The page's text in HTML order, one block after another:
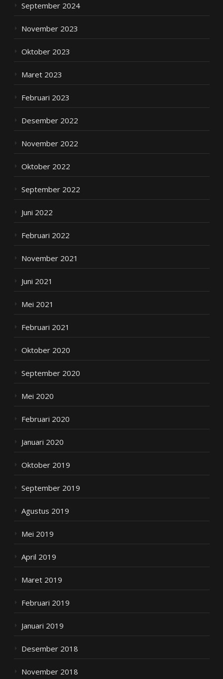
September 2024
November 2023
Oktober 2023
Maret 2023
Februari 2023
Desember 2022
November 2022
Oktober 2022
September 2022
Juni 2022
Februari 2022
November 2021
Juni 2021
Mei 2021
Februari 2021
Oktober 2020
September 2020
Mei 2020
Februari 2020
Januari 2020
Oktober 2019
September 2019
Agustus 2019
Mei 2019
April 2019
Maret 2019
Februari 2019
Januari 2019
Desember 2018
November 2018